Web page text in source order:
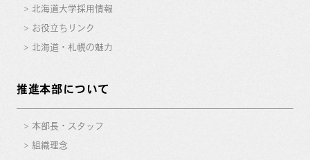
北海道大学採用情報
お役立ちリンク
北海道・札幌の魅力
推進本部について
本部長・スタッフ
組織理念